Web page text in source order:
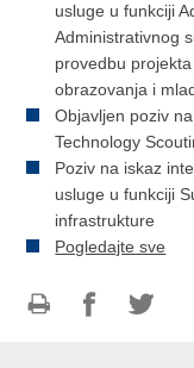
usluge u funkciji
Administrativnog
provedbu
obrazovanja i
Objavljen poziv
Technology
Poziv na iskaz
usluge u funkciji
infrastrukture
Pogledajte sve